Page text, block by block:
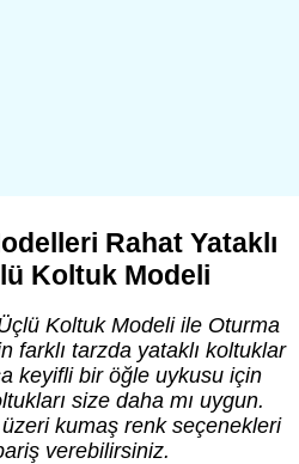
Rahat Yataklı
Koltuk Modeli
Koltuk Modeli ile Oturma
farklı tarzda yataklı koltuklar
keyifli bir öğle uykusu için
size daha mı uygun.
kumaş renk seçenekleri
verebilirsiniz.